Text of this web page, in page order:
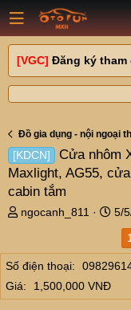
[VGC] Đăng ký tham
Đồ gia dụng - nội ngoại
[KDCN]
Cửa nhôm
Maxlight, AG55,
cabin tắm
T
e
a
d
s
ngocanh_811
N
y
g
i
5/
1
Số điện thoại
Giá
1,500,000 VNĐ